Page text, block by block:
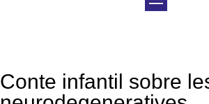
Conte infantil sobre